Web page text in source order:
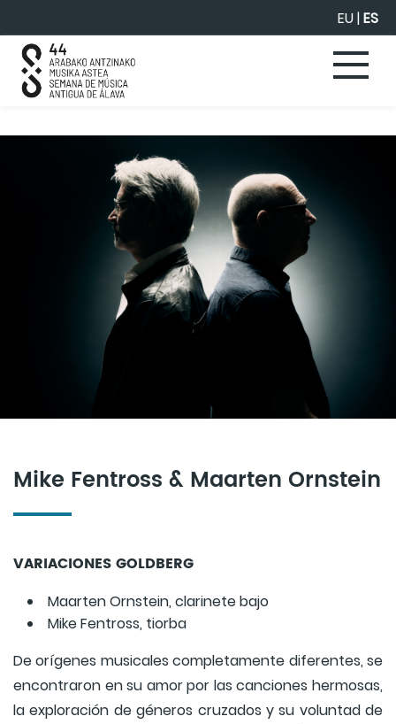
EU|ES
Mike Fentross & Maarten Ornstein
VARIACIONES GOLDBERG
Maarten Ornstein, clarinete bajo
Mike Fentross, tiorba
De orígenes musicales completamente diferentes, se
encontraron en su amor por las canciones hermosas,
la exploración de géneros cruzados y su voluntad de